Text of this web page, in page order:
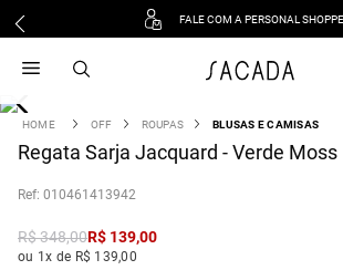
FALE COM A PERSONAL
OFF ROUPAS BLUSAS E CAMISAS
Regata Sarja Jacquard - Verde Moss
: 010461413942
R$348,00R$ 139,00
ou 1x de R$ 139,00
vestido
3 º blusa
º tricot
º macacão